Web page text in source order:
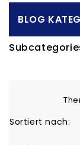
BLOG
Sortiert nach: